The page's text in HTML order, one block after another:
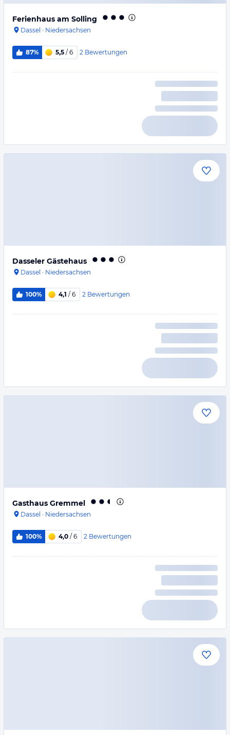
Ferienhaus am Solling
Dassel · Niedersachsen
87% 5,5 / 6 2 Bewertungen
Dasseler Gästehaus
Dassel · Niedersachsen
100% 4,1 / 6 2 Bewertungen
Gasthaus Gremmel
Dassel · Niedersachsen
100% 4,0 / 6 2 Bewertungen